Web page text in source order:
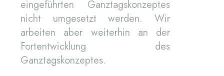
eingeführten Ganztagskonzeptes
nicht umgesetzt werden. Wir
arbeiten aber weiterhin an der
Fortentwicklung des
Ganztagskonzeptes.